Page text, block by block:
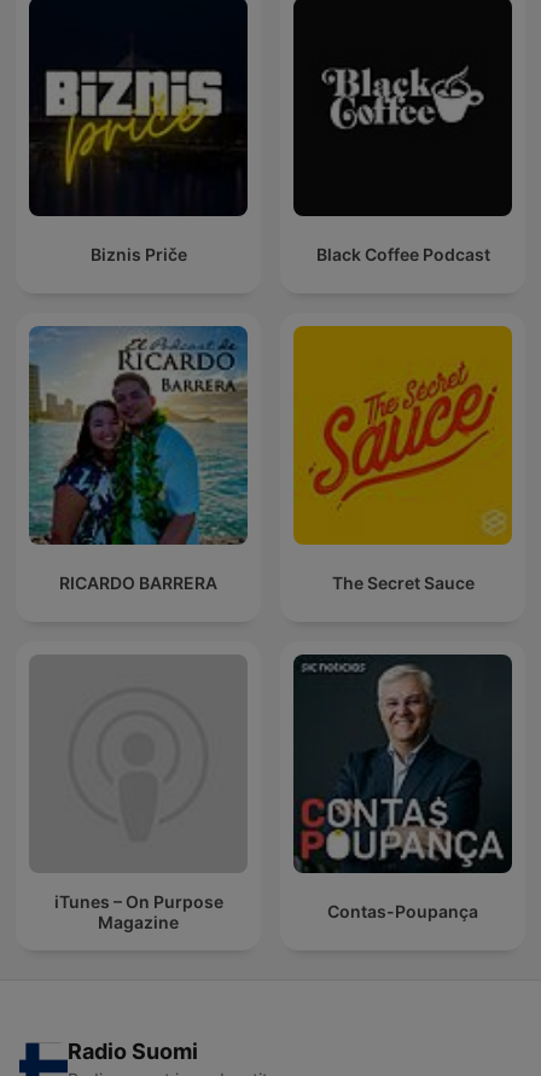
Biznis Priče Black Coffee Podcast
RICARDO BARRERA The Secret Sauce
iTunes – On Purpose
Magazine
Contas-Poupança
Radio Suomi